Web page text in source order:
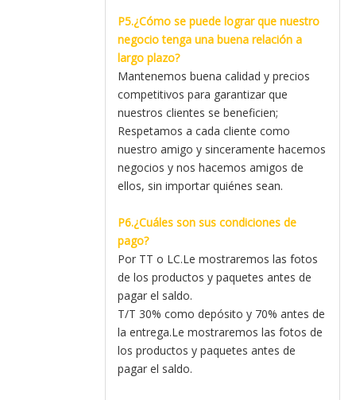
P5.¿Cómo se puede lograr que nuestro
negocio tenga una buena relación a
largo plazo?
Mantenemos buena calidad y precios
competitivos para garantizar que
nuestros clientes se beneficien;
Respetamos a cada cliente como
nuestro amigo y sinceramente hacemos
negocios y nos hacemos amigos de
ellos, sin importar quiénes sean.
P6.¿Cuáles son sus condiciones de
pago?
Por TT o LC.Le mostraremos las fotos
de los productos y paquetes antes de
pagar el saldo.
T/T 30% como depósito y 70% antes de
la entrega.Le mostraremos las fotos de
los productos y paquetes antes de
pagar el saldo.